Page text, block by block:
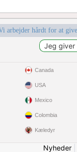
arbejder hårdt for at
Canada
USA
Mexico
Colombia
Kæledyr
Nyheder|